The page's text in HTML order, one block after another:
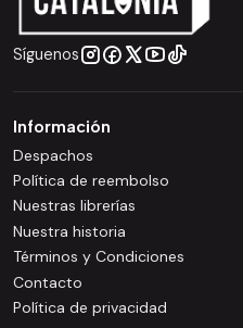
Síguenos
Información
Despachos
Política de reembolso
Nuestras librerías
Nuestra historia
Términos y Condiciones
Contacto
Política de privacidad